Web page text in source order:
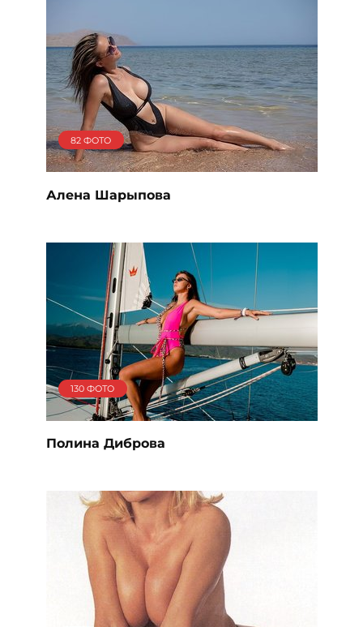
82 ФОТО
Алена Шарыпова
130 ФОТО
Полина Диброва